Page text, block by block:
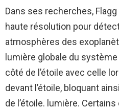
Dans ses recherches,
haute résolution pour
atmosphères des
lumière globale du
côté de l’étoile avec celle
devant l’étoile, bloquant
de l’étoile. lumière.